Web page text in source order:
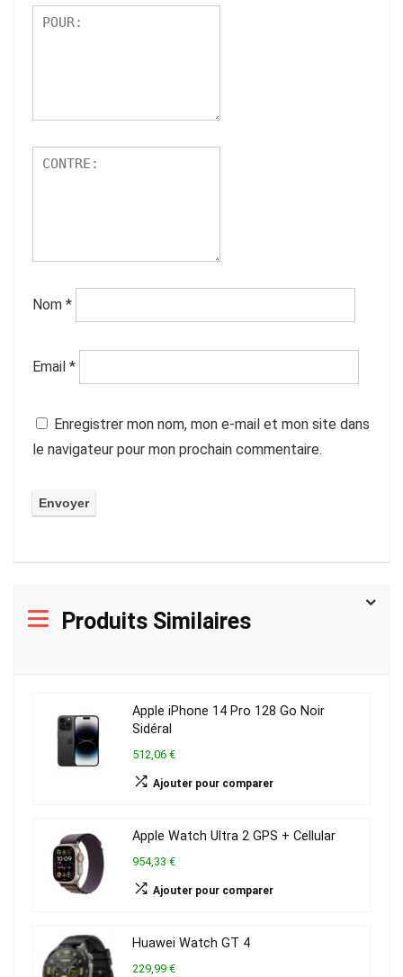
Nom *
Email *
Enregistrer mon nom, mon e-mail et mon site dans
le navigateur pour mon prochain commentaire.
Produits Similaires
Apple iPhone 14 Pro 128 Go Noir
Sidéral
512,06 €
Ajouter pour comparer
Apple Watch Ultra 2 GPS + Cellular
954,33 €
Ajouter pour comparer
Huawei Watch GT 4
229,99 €